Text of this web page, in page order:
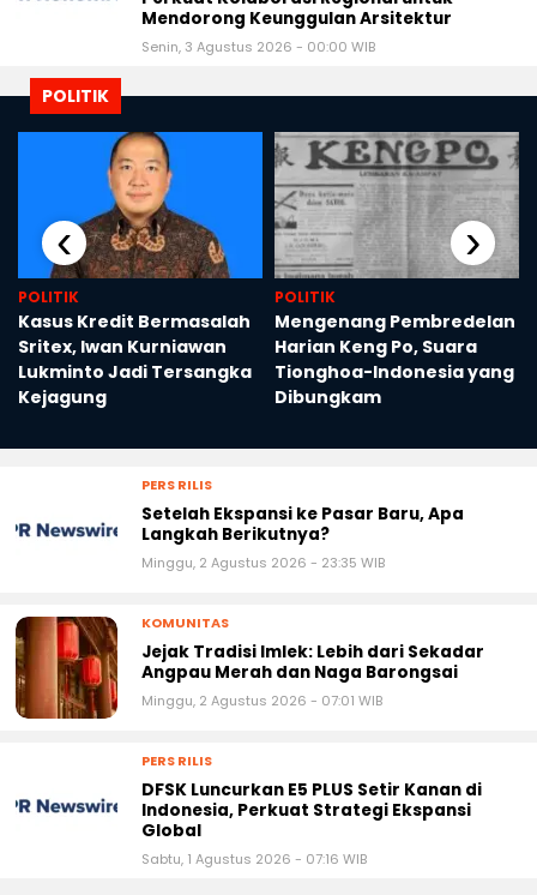
Mendorong Keunggulan Arsitektur
Senin, 3 Agustus 2026 - 00:00 WIB
POLITIK
POLITIK
Kasus Kredit Bermasalah
Sritex, Iwan Kurniawan
Lukminto Jadi Tersangka
Kejagung
POLITIK
Mengenang Pembredelan
Harian Keng Po, Suara
Tionghoa-Indonesia yang
Dibungkam
‹ ›
PERS RILIS
Setelah Ekspansi ke Pasar Baru, Apa
Langkah Berikutnya?
Minggu, 2 Agustus 2026 - 23:35 WIB
KOMUNITAS
Jejak Tradisi Imlek: Lebih dari Sekadar
Angpau Merah dan Naga Barongsai
Minggu, 2 Agustus 2026 - 07:01 WIB
PERS RILIS
DFSK Luncurkan E5 PLUS Setir Kanan di
Indonesia, Perkuat Strategi Ekspansi
Global
Sabtu, 1 Agustus 2026 - 07:16 WIB